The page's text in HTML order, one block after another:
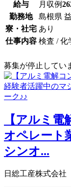
給与 月収例
勤務地
島根県
寮・社宅 あり
仕事内容 検査 / 化
募集が停止してい
【アルミ
オペレート
シンオ...
日総工産株式会社